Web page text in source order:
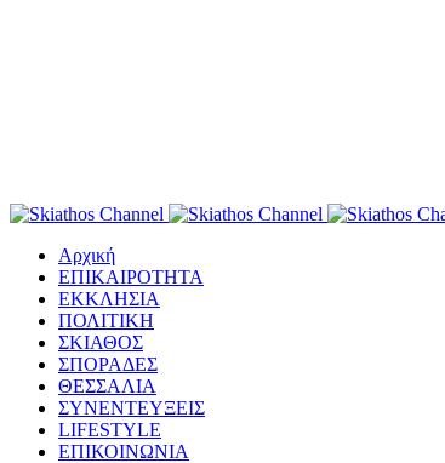
Αρχική
ΕΠΙΚΑΙΡΟΤΗΤΑ
ΕΚΚΛΗΣΙΑ
ΠΟΛΙΤΙΚΗ
ΣΚΙΑΘΟΣ
ΣΠΟΡΑΔΕΣ
ΘΕΣΣΑΛΙΑ
ΣΥΝΕΝΤΕΥΞΕΙΣ
LIFESTYLE
ΕΠΙΚΟΙΝΩΝΙΑ